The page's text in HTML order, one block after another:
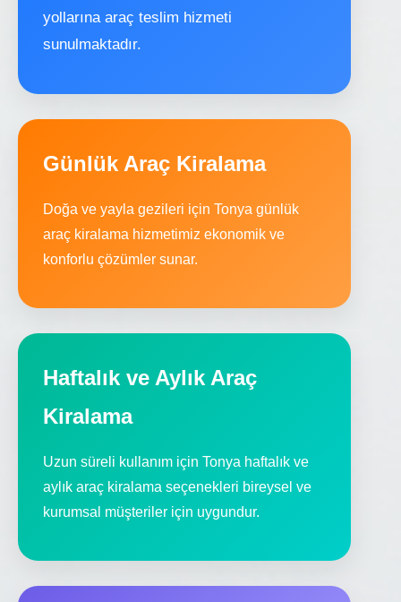
yollarına araç teslim hizmeti
sunulmaktadır.
Günlük Araç Kiralama
Doğa ve yayla gezileri için Tonya günlük
araç kiralama hizmetimiz ekonomik ve
konforlu çözümler sunar.
Haftalık ve Aylık Araç
Kiralama
Uzun süreli kullanım için Tonya haftalık ve
aylık araç kiralama seçenekleri bireysel ve
kurumsal müşteriler için uygundur.